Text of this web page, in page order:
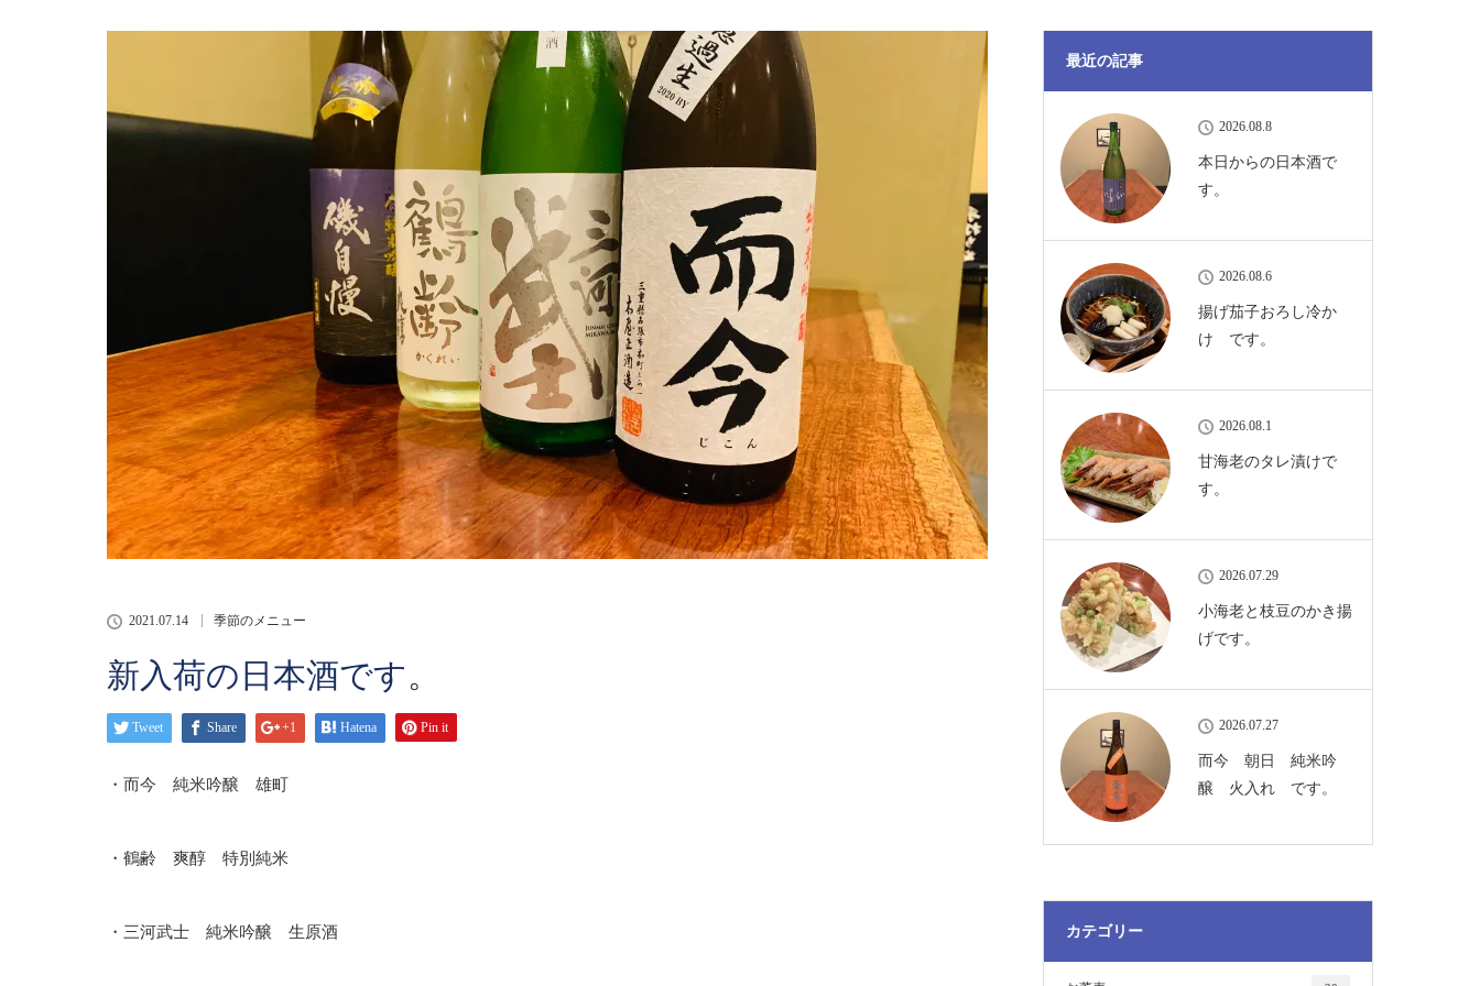
2021.07.14 季節のメニュー
新入荷の日本酒です。
Tweet Share +1 Hatena Pin it
・而今 純米吟醸 雄町
・鶴齢 爽醇 特別純米
・三河武士 純米吟醸 生原酒
最近の記事
2026.08.8
本日からの日本酒で
す。
2026.08.6
揚げ茄子おろし冷か
け です。
2026.08.1
甘海老のタレ漬けで
す。
2026.07.29
小海老と枝豆のかき揚
げです。
2026.07.27
而今 朝日 純米吟
醸 火入れ です。
カテゴリー